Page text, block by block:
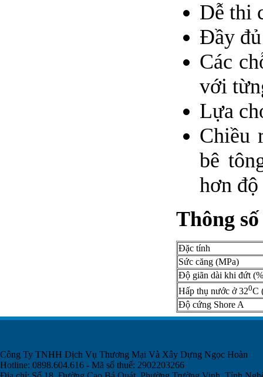
Dễ thi
Đầy
Các
với
Lựa
Chiều
bê
hơn độ
Thông
Đặc tính
Sức căng (MPa)
Độ giãn dài khi đứt
Hấp thụ nước ở 320C
Độ cứng Shore A
Công Ty TNHH Dịch Vụ Thương Mại Và Xây Dựng Ngọc Hoàn
Hotline: 0898.604.616 - Mã số thuế: 2902203266